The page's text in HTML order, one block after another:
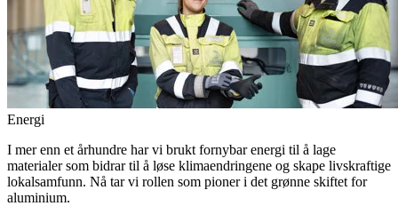
Energi
I mer enn et århundre har vi brukt fornybar energi til å lage
materialer som bidrar til å løse klimaendringene og skape livskraftige
lokalsamfunn. Nå tar vi rollen som pioner i det grønne skiftet for
aluminium.